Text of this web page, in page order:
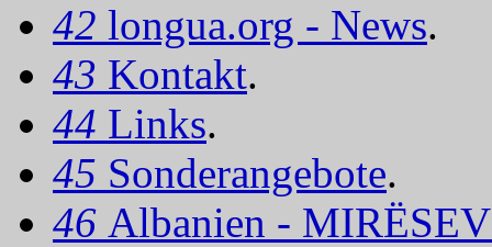
42 longua.org - News.
43 Kontakt.
44 Links.
45 Sonderangebote.
46 Albanien -